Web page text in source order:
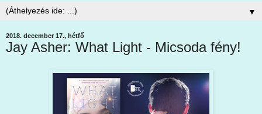
▼
2018. december 17., hétfő
Jay Asher: What Light - Micsoda fény!